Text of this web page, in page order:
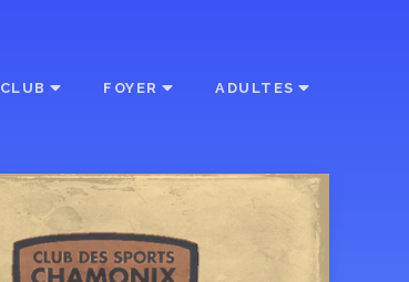
CLUB FOYER ADULTES